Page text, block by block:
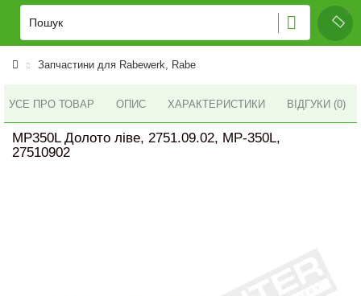
Запчастини для Rabewerk, Rabe
УСЕ ПРО ТОВАР ОПИС ХАРАКТЕРИСТИКИ ВІДГУКИ (0)
MP350L Долото ліве, 2751.09.02, MP-350L,
27510902